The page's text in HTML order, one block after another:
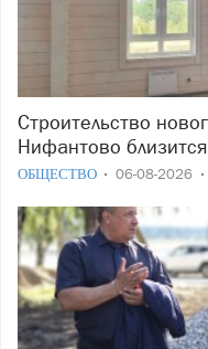
Строительство нового Дома культуры в поселке
Нифантово
ОБЩЕСТВО 06-08-2026